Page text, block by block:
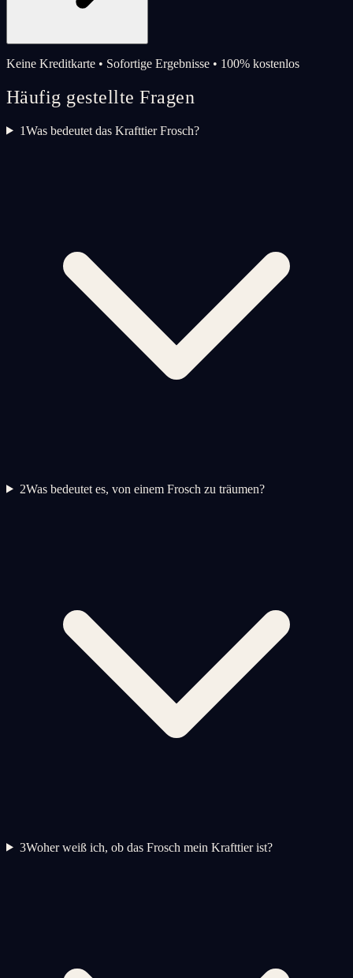
Keine Kreditkarte • Sofortige Ergebnisse • 100% kostenlos
Häufig gestellte Fragen
1Was bedeutet das Krafttier Frosch?
2Was bedeutet es, von einem Frosch zu träumen?
3Woher weiß ich, ob das Frosch mein Krafttier ist?